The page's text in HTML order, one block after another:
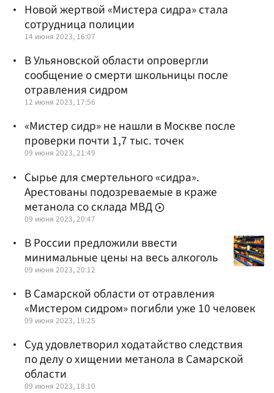
Новой жертвой «Мистера сидра» стала
сотрудница полиции
14 июня 2023, 16:07
В Ульяновской области опровергли
сообщение о смерти школьницы после
отравления сидром
12 июня 2023, 17:56
«Мистер сидр» не нашли в Москве после
проверки почти 1,7 тыс. точек
09 июня 2023, 21:49
Сырье для смертельного «сидра».
Арестованы подозреваемые в краже
метанола со склада МВД
09 июня 2023, 20:47
В России предложили ввести
минимальные цены на весь алкоголь
09 июня 2023, 20:12
В Самарской области от отравления
«Мистером сидром» погибли уже 10 человек
09 июня 2023, 19:25
Суд удовлетворил ходатайство следствия
по делу о хищении метанола в Самарской
области
09 июня 2023, 18:10